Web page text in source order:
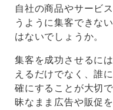
自社の商品やサービ
うように集客できな
はないでしょうか。
集客を成功させるに
えるだけでなく、誰
確にすることが大切
昧なまま広告や販促